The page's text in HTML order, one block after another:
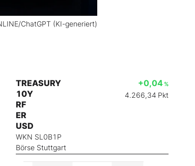
ChatGPT (KI-generiert)
TREASURY
10Y
RF
ER
USD
WKN SL0B1P
Börse Stuttgart
+0,04 %
4.266,34 Pkt